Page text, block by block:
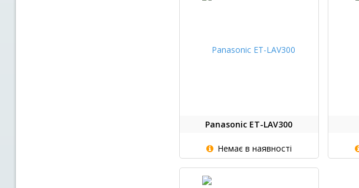
Panasonic ET-LAV300
Немає в наявності